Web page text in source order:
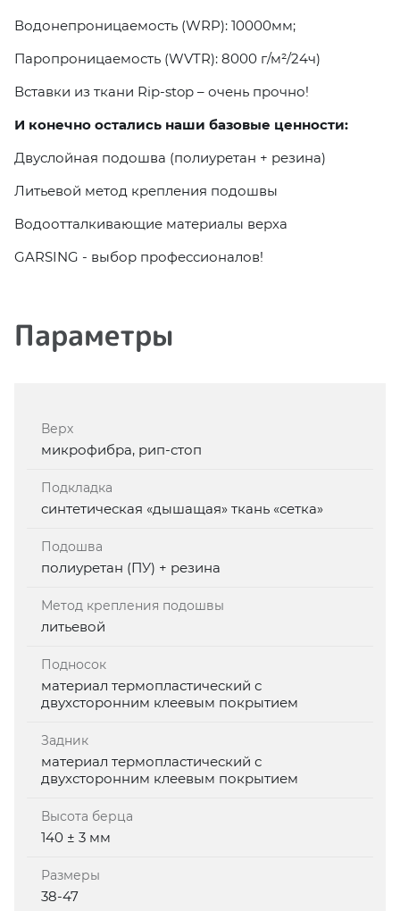
Водонепроницаемость (WRP): 10000мм;
Паропроницаемость (WVTR): 8000 г/м²/24ч)
Вставки из ткани Rip-stop – очень прочно!
И конечно остались наши базовые ценности:
Двуслойная подошва (полиуретан + резина)
Литьевой метод крепления подошвы
Водоотталкивающие материалы верха
GARSING - выбор профессионалов!
Параметры
Верх
микрофибра, рип-стоп
Подкладка
синтетическая «дышащая» ткань «сетка»
Подошва
полиуретан (ПУ) + резина
Метод крепления подошвы
литьевой
Подносок
материал термопластический с
двухсторонним клеевым покрытием
Задник
материал термопластический с
двухсторонним клеевым покрытием
Высота берца
140 ± 3 мм
Размеры
38-47